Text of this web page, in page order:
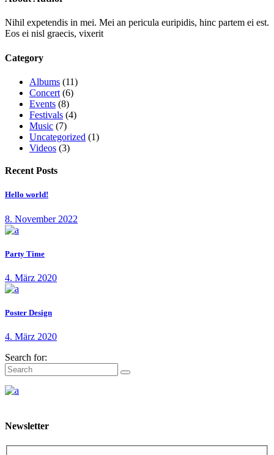
Nihil expetendis in mei. Mei an pericula euripidis, hinc partem ei est.
Eos ei nisl graecis, vixerit
Category
Albums (11)
Concert (6)
Events (8)
Festivals (4)
Music (7)
Uncategorized (1)
Videos (3)
Recent Posts
Hello world!
8. November 2022
Party Time
4. März 2020
Poster Design
4. März 2020
Search for:
Newsletter